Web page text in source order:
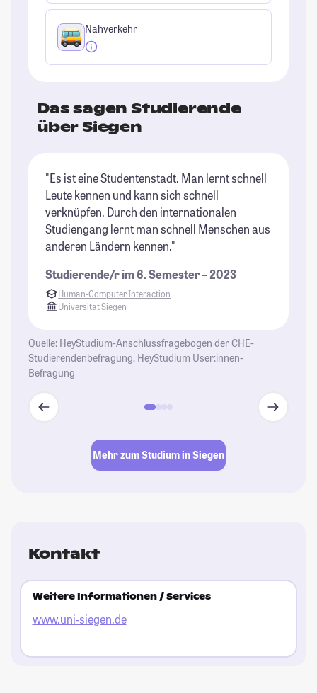
Nahverkehr
Das sagen Studierende
über Siegen
"Es ist eine Studentenstadt. Man lernt schnell
Leute kennen und kann sich schnell
verknüpfen. Durch den internationalen
Studiengang lernt man schnell Menschen aus
anderen Ländern kennen."
Studierende/r im 6. Semester – 2023
Human-Computer Interaction
Universität Siegen
Quelle: HeyStudium-Anschlussfragebogen der CHE-
Studierendenbefragung, HeyStudium User:innen-
Befragung
Mehr zum Studium in Siegen
Kontakt
Weitere Informationen / Services
www.uni-siegen.de